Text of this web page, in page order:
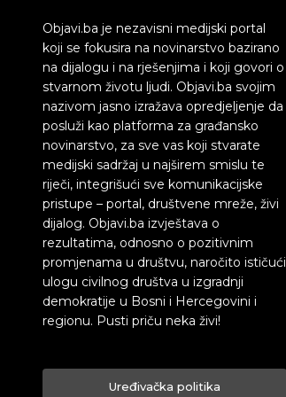
Objavi.ba je nezavisni medijski portal
koji se fokusira na novinarstvo bazirano
na dijalogu i na rješenjima i koji govori o
stvarnom životu ljudi. Objavi.ba svojim
nazivom jasno izražava opredjeljenje da
posluži kao platforma za građansko
novinarstvo, za sve vas koji stvarate
medijski sadržaj u najširem smislu te
riječi, integrišući sve komunikacijske
pristupe – portal, društvene mreže, živi
dijalog. Objavi.ba izvještava o
rezultatima, odnosno o pozitivnim
promjenama u društvu, naročito ističući
ulogu civilnog društva u izgradnji
demokratije u Bosni i Hercegovini i
regionu. Pusti priču neka živi!
Uređivačka politika